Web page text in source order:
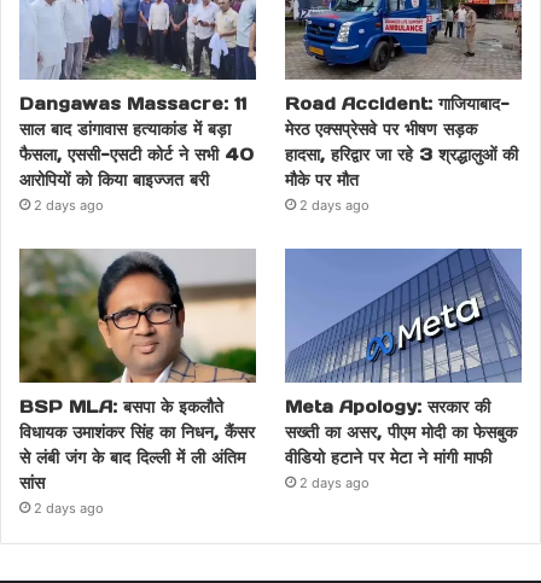
Dangawas Massacre: 11
साल बाद डांगावास हत्याकांड में बड़ा
फैसला, एससी-एसटी कोर्ट ने सभी 40
आरोपियों को किया बाइज्जत बरी
2 days ago
Road Accident: गाजियाबाद-
मेरठ एक्सप्रेसवे पर भीषण सड़क
हादसा, हरिद्वार जा रहे 3 श्रद्धालुओं की
मौके पर मौत
2 days ago
BSP MLA: बसपा के इकलौते
विधायक उमाशंकर सिंह का निधन, कैंसर
से लंबी जंग के बाद दिल्ली में ली अंतिम
सांस
2 days ago
Meta Apology: सरकार की
सख्ती का असर, पीएम मोदी का फेसबुक
वीडियो हटाने पर मेटा ने मांगी माफी
2 days ago